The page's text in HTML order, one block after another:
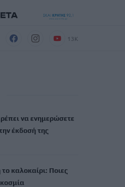
13K
να ενημερώσετε
έκδοσή της
καλοκαίρι: Ποιες